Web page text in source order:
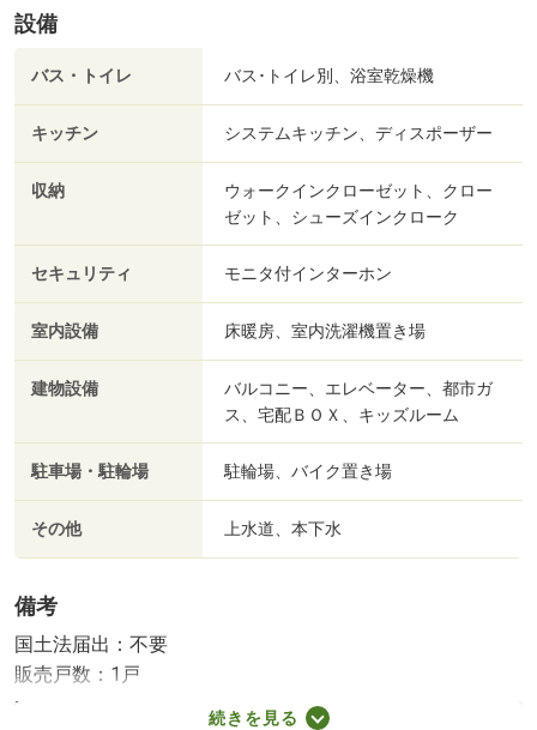
設備
バス・トイレ バス･トイレ別、浴室乾燥機
キッチン システムキッチン、ディスポーザー
収納
ウォークインクローゼット、クロー
ゼット、シューズインクローク
セキュリティ モニタ付インターホン
室内設備 床暖房、室内洗濯機置き場
建物設備
バルコニー、エレベーター、都市ガ
ス、宅配ＢＯＸ、キッズルーム
駐車場・駐輪場 駐輪場、バイク置き場
その他 上水道、本下水
備考
国土法届出：不要
販売戸数：1戸
法令等制限：構造：一部鉄骨造 防火地域 駐車場整備地
続きを見る